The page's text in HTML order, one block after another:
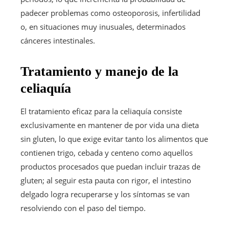
padecer problemas como osteoporosis, infertilidad
o, en situaciones muy inusuales, determinados
cánceres intestinales.
Tratamiento y manejo de la
celiaquía
El tratamiento eficaz para la celiaquía consiste
exclusivamente en mantener de por vida una dieta
sin gluten, lo que exige evitar tanto los alimentos que
contienen trigo, cebada y centeno como aquellos
productos procesados que puedan incluir trazas de
gluten; al seguir esta pauta con rigor, el intestino
delgado logra recuperarse y los síntomas se van
resolviendo con el paso del tiempo.